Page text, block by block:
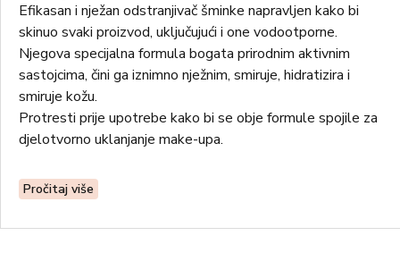
Efikasan i nježan odstranjivač šminke napravljen kako bi
skinuo svaki proizvod, uključujući i one vodootporne.
Njegova specijalna formula bogata prirodnim aktivnim
sastojcima, čini ga iznimno nježnim, smiruje, hidratizira i
smiruje kožu.
Protresti prije upotrebe kako bi se obje formule spojile za
djelotvorno uklanjanje make-upa.
Pročitaj više